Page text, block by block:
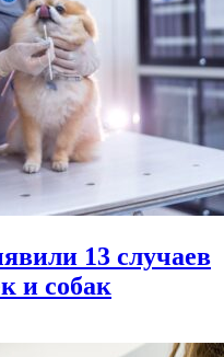
13 случаев
и собак